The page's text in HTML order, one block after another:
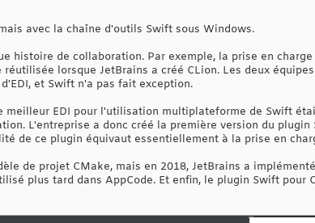
avec la chaîne d'outils Swift sous Windows.
histoire de collaboration. Par exemple, la prise en
lorsque JetBrains a créé CLion. Les deux
et Swift n'a pas fait exception.
meilleur EDI pour l'utilisation multiplateforme de Swift
L'entreprise a donc créé la première version du
de ce plugin équivaut essentiellement à la prise en
de projet CMake, mais en 2018, JetBrains a
plus tard dans AppCode. Et enfin, le plugin Swift pour